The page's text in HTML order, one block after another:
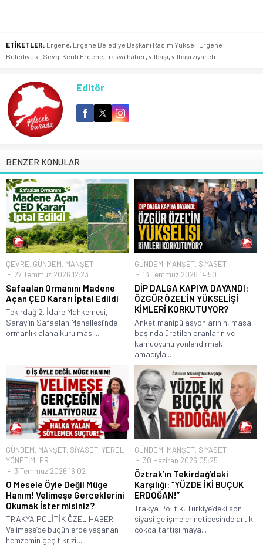
ETİKETLER: Ergene Ergene Belediye Başkanı Rasim Yüksel Ergene
Belediyesi Sevgi Kenti Ergene trakya haber yılbaşı yılbaşı ziyareti
Editör
BENZER KONULAR
ÇEVRE, GÜNDEM, MANŞET
27 Temmuz 2026 12:23
Safaalan Ormanını Madene
Açan ÇED Kararı İptal Edildi
Tekirdağ 2. İdare Mahkemesi,
Saray’ın Safaalan Mahallesi’nde
ormanlık alana kurulması...
GÜNDEM, MANŞET, SİYASET
13 Temmuz 2026 14:50
DİP DALGA KAPIYA DAYANDI:
ÖZGÜR ÖZEL’İN YÜKSELİŞİ
KİMLERİ KORKUTUYOR?
Anket manipülasyonlarının, masa
başında üretilen oranların ve
kamuoyunu yönlendirmek
amacıyla...
GÜNDEM, MANŞET, SİYASET, YEREL
YÖNETİMLER
3 Temmuz 2026 16:02
O Mesele Öyle Değil Müge
Hanım! Velimeşe Gerçeklerini
Okumak İster misiniz?
TRAKYA POLİTİK ÖZEL HABER –
Velimeşe’de bugünlerde yaşanan
hemzemin geçit krizi,...
GÜNDEM, MANŞET, SİYASET
30 Haziran 2026 05:25
Öztrak’ın Tekirdağ’daki
Karşılığı: “YÜZDE İKİ BUÇUK
ERDOĞAN!”
Trakya Politik, Türkiye’deki son
siyasi gelişmeler neticesinde artık
çokça tartışılmaya...